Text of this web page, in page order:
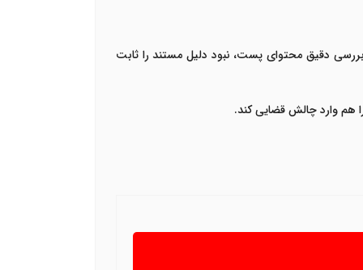
دقیق محتوای پست، نبود دلیل مستند را ثابت
هم وارد چالش قضایی کند.